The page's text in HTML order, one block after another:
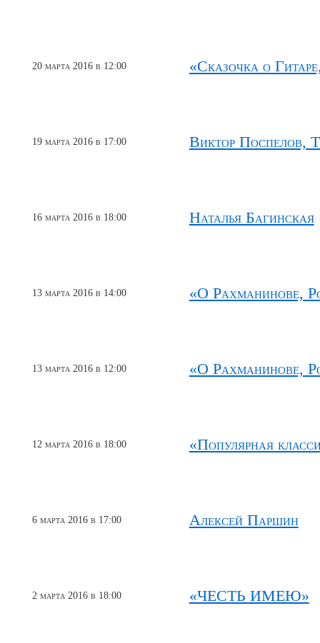
20 марта 2016 в 12:00 «Сказочка о
19 марта 2016 в 17:00 Виктор Поспелов,
16 марта 2016 в 18:00 Наталья Багинская
13 марта 2016 в 14:00 «О Рахманинове,
13 марта 2016 в 12:00 «О Рахманинове,
12 марта 2016 в 18:00 «Популярная
6 марта 2016 в 17:00 Алексей Паршин
2 марта 2016 в 18:00 «ЧЕСТЬ ИМЕЮ»